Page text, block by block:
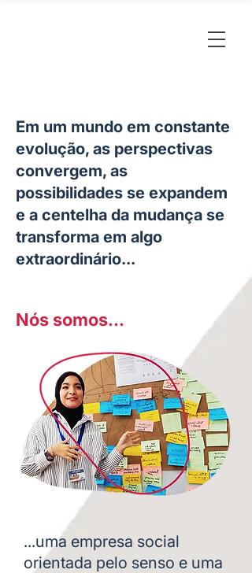
Em um mundo em constante
evolução, as perspectivas
convergem, as
possibilidades se expandem
e a centelha da mudança se
transforma em algo
extraordinário...
Nós somos...
...uma empresa social
orientada pelo senso e uma